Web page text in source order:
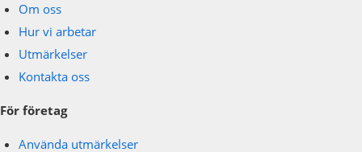
Om oss
Hur vi arbetar
Utmärkelser
Kontakta oss
För företag
Använda utmärkelser